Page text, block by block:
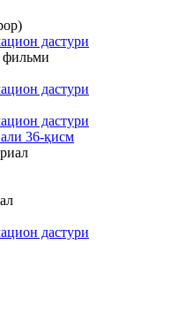
дастури
фильми
дастури
дастури
36-қисм
дастури